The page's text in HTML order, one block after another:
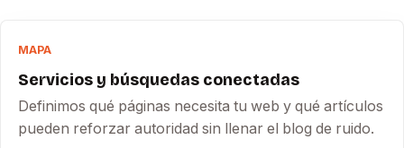
MAPA
Servicios y búsquedas conectadas
Definimos qué páginas necesita tu web y qué artículos
pueden reforzar autoridad sin llenar el blog de ruido.